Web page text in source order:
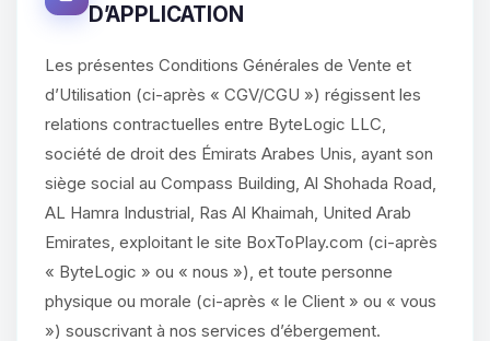
D’APPLICATION
Les présentes Conditions Générales de Vente et
d’Utilisation (ci-après « CGV/CGU ») régissent les
relations contractuelles entre ByteLogic LLC,
société de droit des Émirats Arabes Unis, ayant son
siège social au Compass Building, Al Shohada Road,
AL Hamra Industrial, Ras Al Khaimah, United Arab
Emirates, exploitant le site BoxToPlay.com (ci-après
« ByteLogic » ou « nous »), et toute personne
physique ou morale (ci-après « le Client » ou « vous
») souscrivant à nos services d’ébergement.